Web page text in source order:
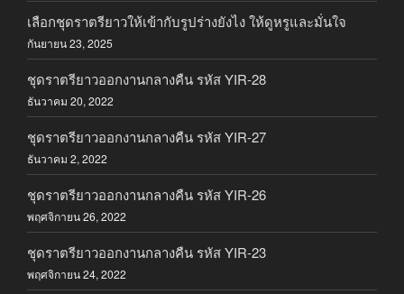
เลือกชุดราตรียาวให้เข้ากับรูปร่างยังไง ให้ดูหรูและมั่นใจ
กันยายน 23, 2025
ชุดราตรียาวออกงานกลางคืน รหัส YIR-28
ธันวาคม 20, 2022
ชุดราตรียาวออกงานกลางคืน รหัส YIR-27
ธันวาคม 2, 2022
ชุดราตรียาวออกงานกลางคืน รหัส YIR-26
พฤศจิกายน 26, 2022
ชุดราตรียาวออกงานกลางคืน รหัส YIR-23
พฤศจิกายน 24, 2022